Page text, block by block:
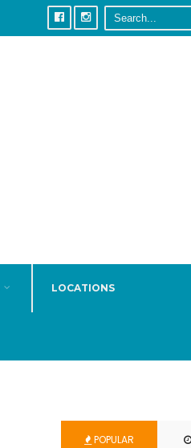
LOCATIONS
POPULAR